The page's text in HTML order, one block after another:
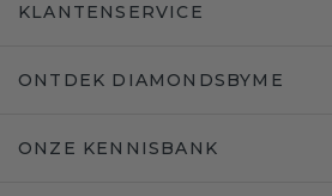
KLANTENSERVICE
ONTDEK DIAMONDSBYME
ONZE KENNISBANK